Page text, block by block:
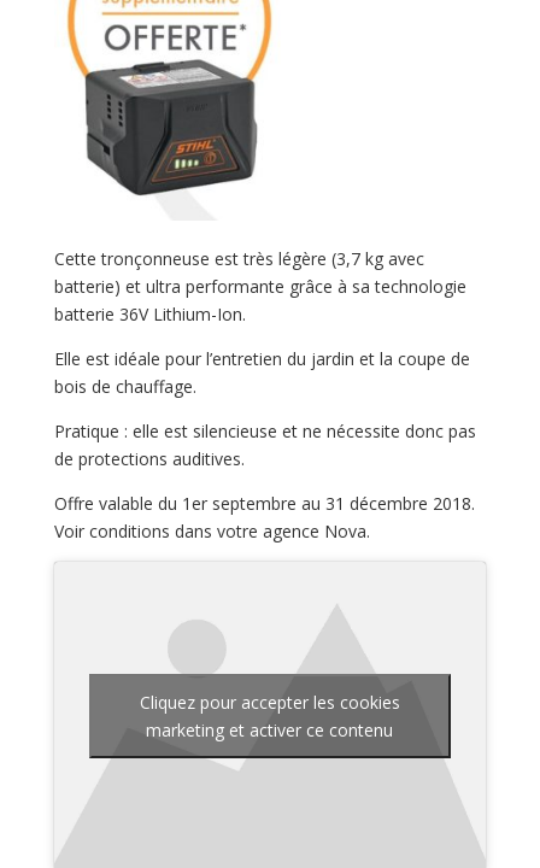
Cette tronçonneuse est très légère (3,7 kg avec
batterie) et ultra performante grâce à sa technologie
batterie 36V Lithium-Ion.
Elle est idéale pour l’entretien du jardin et la coupe de
bois de chauffage.
Pratique : elle est silencieuse et ne nécessite donc pas
de protections auditives.
Offre valable du 1er septembre au 31 décembre 2018.
Voir conditions dans votre agence Nova.
Cliquez pour accepter les cookies
marketing et activer ce contenu